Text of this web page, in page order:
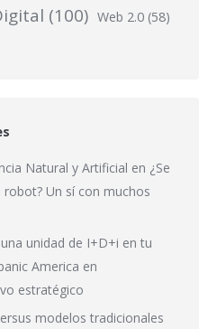
(100) Web 2.0 (58)
Natural y Artificial en ¿Se
Un sí con muchos
unidad de I+D+i en tu
America en
estratégico
modelos tradicionales